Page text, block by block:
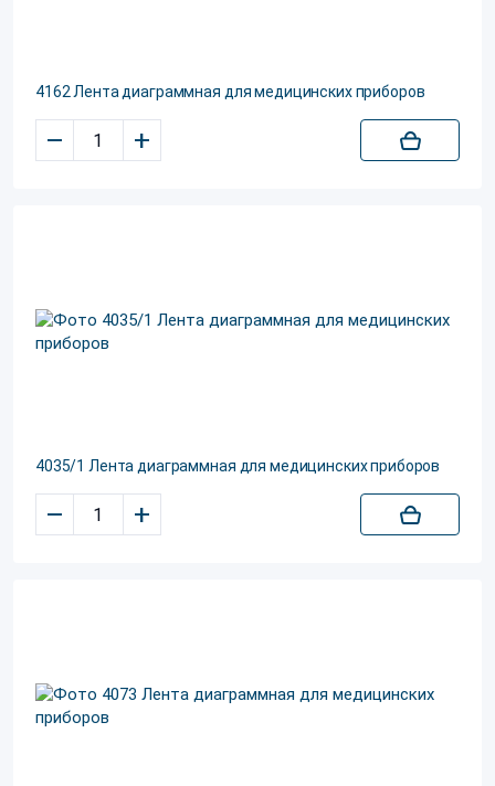
4162 Лента диаграммная для медицинских приборов
– +
4035/1 Лента диаграммная для медицинских приборов
– +